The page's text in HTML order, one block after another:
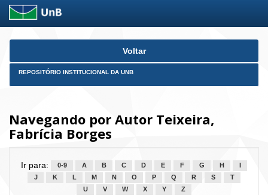
Skip
Voltar
REPOSITÓRIO INSTITUCIONAL DA UNB
Navegando por Autor Teixeira,
Fabrícia Borges
Ir para: 0-9 A B C D E F G H
J
K L M N O P Q R S
T
U
V W X Y Z